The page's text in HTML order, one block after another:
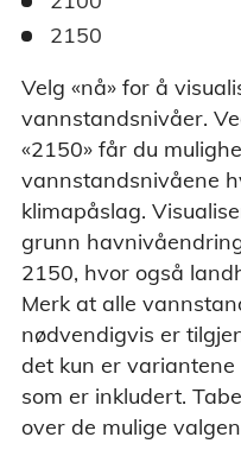
2150
Velg «nå» for å
vannstandsnivåer.
«2150» får du
vannstandsnivåene
klimapåslag.
grunn
2150, hvor også
Merk at alle
nødvendigvis er
det kun er variantene
som er inkludert.
over de mulige